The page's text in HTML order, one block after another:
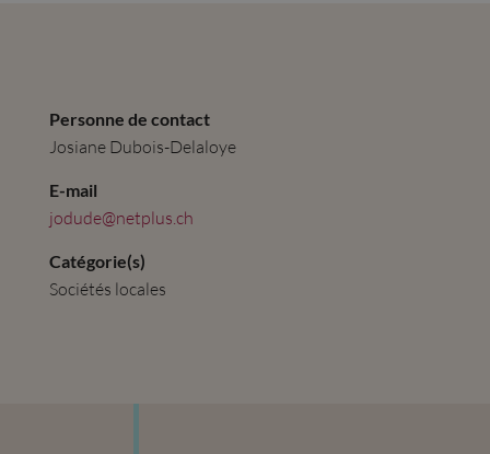
Personne de contact
Josiane Dubois-Delaloye
E-mail
jodude@netplus.ch
Catégorie(s)
Sociétés locales